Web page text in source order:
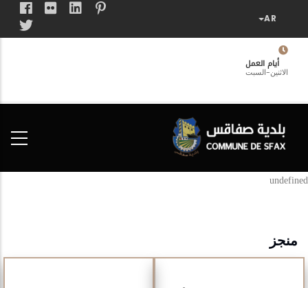
المحتوى
الرئيسيأيام العمل
الاثنين-السبت
undefined
منجز